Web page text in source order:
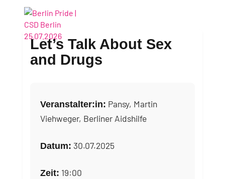
Let’s Talk About Sex
and Drugs
Veranstalter:in: Pansy, Martin
Viehweger, Berliner Aidshilfe
Datum: 30.07.2025
Zeit: 19:00